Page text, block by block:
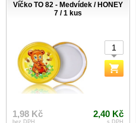
Víčko TO 82 - Medvídek / HONEY
7 / 1 kus
1,98 Kč 2,40 Kč